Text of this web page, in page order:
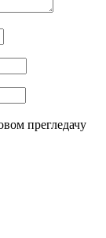
прегледачу